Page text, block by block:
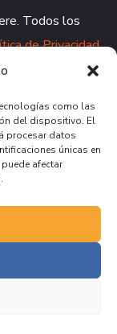
como las
del dispositivo. El
procesar datos
únicas en
afectar
Todos los
de Privacidad